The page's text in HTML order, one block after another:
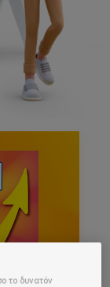
το δυνατόν